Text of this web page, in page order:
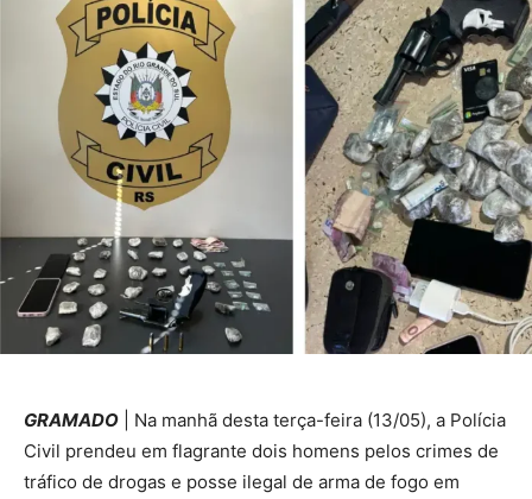
GRAMADO | Na manhã desta terça-feira (13/05), a Polícia
Civil prendeu em flagrante dois homens pelos crimes de
tráfico de drogas e posse ilegal de arma de fogo em